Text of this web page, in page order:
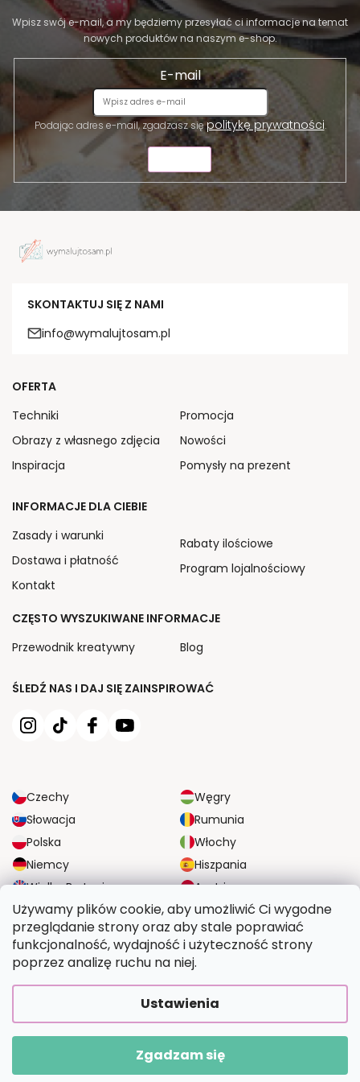
Używamy plików cookie, aby umożliwić Ci wygodne
przeglądanie strony oraz aby stale poprawiać
funkcjonalność, wydajność i użyteczność strony
poprzez analizę ruchu na niej.
Ustawienia
Zgadzam się
Wpisz swój e-mail, a my będziemy przesyłać ci informacje na temat
nowych produktów na naszym e-shop.
E-mail
Podając adres e-mail, zgadzasz siępolitykę prywatności.
SKONTAKTUJ SIĘ Z NAMI
info@wymalujtosam.pl
ŚLEDŹ NAS I DAJ SIĘ ZAINSPIROWAĆ
Czechy
Węgry
Słowacja
Rumunia
Polska
Włochy
Niemcy
Hiszpania
Wielka Brytania
Austria
OFERTA
Techniki
Obrazy z własnego zdjęcia
Inspiracja
Promocja
Nowości
Pomysły na prezent
INFORMACJE DLA CIEBIE
Zasady i warunki
Dostawa i płatność
Kontakt
Rabaty ilościowe
Program lojalnościowy
CZĘSTO WYSZUKIWANE INFORMACJE
Przewodnik kreatywny
Blog
NIEZAWODNE OPCJE DOSTAWY
BEZPIECZNE OPCJE PŁATNOŚCI
Opracował Shoptet Premium|UpraviloFV STUDIO
Wymalujtosam.pl. Wszystkie prawa zastrzeżone.